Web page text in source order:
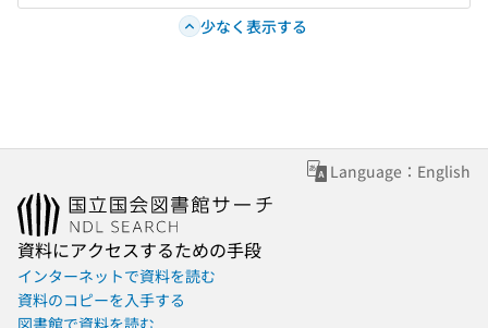
少なく表示する
Language：English
資料にアクセスするための手段
インターネットで資料を読む
資料のコピーを入手する